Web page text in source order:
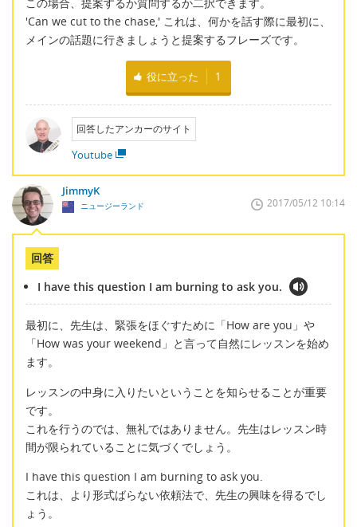
'Can we cut to the chase,' これは、何かを話す際に最初に、
メインの話題に行きましょうと提案するフレーズです。
役に立った 1
回答したアンカーのサイト
Youtube
JimmyK
ニュージーランド 2017/05/12 10:14
回答
I have this question I am burning to ask you.
最初に、先生は、緊張をほぐすために「How are you」や
「How was your weekend」と言って自然にレッスンを始め
ます。
レッスンの中身に入りたいということを知らせることが重要
です。
これを行うのでは、無礼ではありません。先生はレッスン時
間が限られていることに気づくでしょう。
I have this question I am burning to ask you.
これは、より形式ばらない依頼法で、先生の興味を得るでし
ょう。